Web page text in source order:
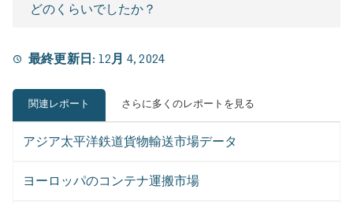
どのくらいでしたか？
最終更新日: 12月 4, 2024
関連レポート さらに多くのレポートを見る
アジア太平洋鉄道貨物輸送市場データ
ヨーロッパのコンテナ運搬市場